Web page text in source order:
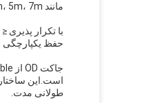
مانند 1m، 2m، 3m، 5m، 7m و 10m انتخاب کنید.یا درخواست یک طول سفارشی برای متناسب با نیازهای نصب خاص خود را.
حفظ یکپارچگی
است.این
طولانی مدت.